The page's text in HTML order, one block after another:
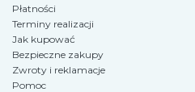
Płatności
Terminy realizacji
Jak kupować
Bezpieczne zakupy
Zwroty i reklamacje
Pomoc